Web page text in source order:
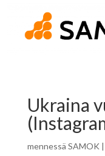
Ukraina
mennessä SAMOK |